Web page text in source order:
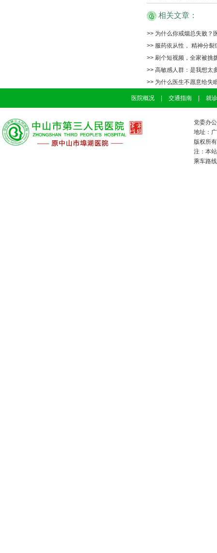
相关文章：
>> 为什么你戒烟总失败？
>> 服药依从性， 精神分
>> 刷个短视频，全家被挑
>> 高敏感人群：是我想太
>> 为什么医生不愿意给失
医院概况 交通指南 就
党委办
地址：
版权所
注：本
乘车路